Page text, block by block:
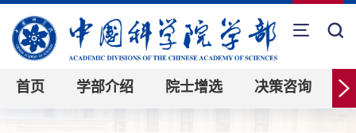
首页 学部介绍 院士增选 决策咨询